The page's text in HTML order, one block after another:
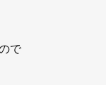
で